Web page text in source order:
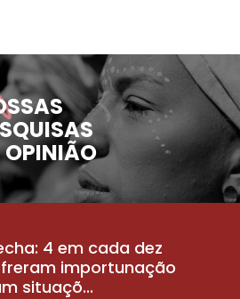
OPINIÃO
4 em cada dez
importunação
situaçõ...